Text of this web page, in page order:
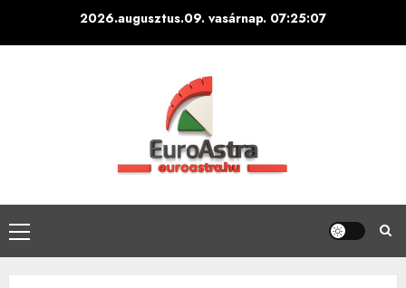
2026.augusztus.09. vasárnap. 07:25:09
Primary
Menu